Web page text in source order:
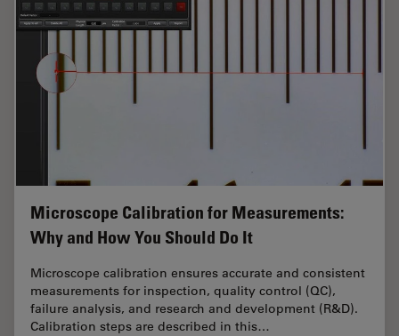
Microscope Calibration for Measurements:
Why and How You Should Do It
Microscope calibration ensures accurate and consistent
measurements for inspection, quality control (QC),
failure analysis, and research and development (R&D).
Calibration steps are described in this…